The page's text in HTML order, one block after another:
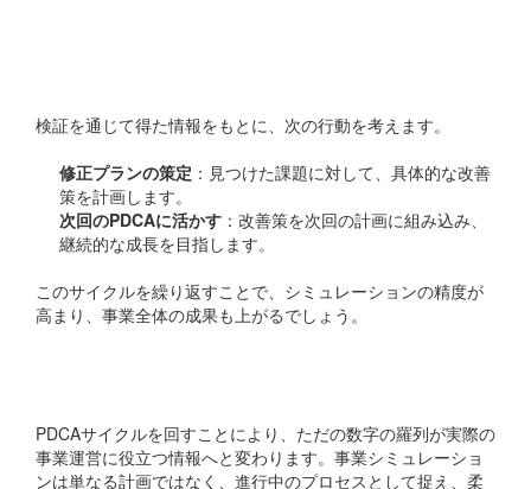
検証を通じて得た情報をもとに、次の行動を考えます。
修正プランの策定 ：見つけた課題に対して、具体的な改善
策を計画します。
次回のPDCAに活かす ：改善策を次回の計画に組み込み、
継続的な成長を目指します。
このサイクルを繰り返すことで、シミュレーションの精度が
高まり、事業全体の成果も上がるでしょう。
PDCAサイクルを回すことにより、ただの数字の羅列が実際の
事業運営に役立つ情報へと変わります。事業シミュレーショ
ンは単なる計画ではなく、進行中のプロセスとして捉え、柔